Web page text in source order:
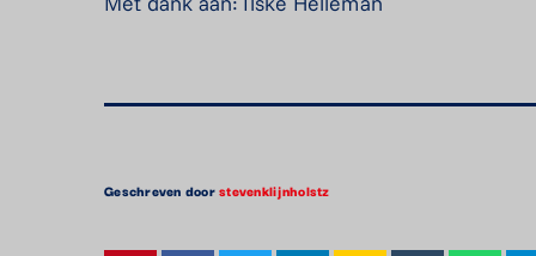
Geschreven doorstevenklijnholstz